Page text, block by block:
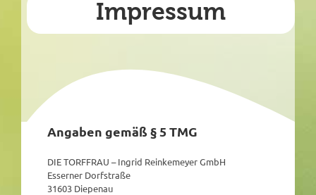
Impressum
Angaben gemäß § 5 TMG
DIE TORFFRAU – Ingrid Reinkemeyer GmbH
Esserner Dorfstraße
31603 Diepenau